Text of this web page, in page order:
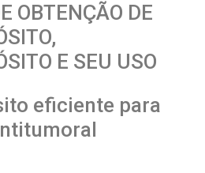
OBTENÇÃO DE
E SEU USO
eficiente para